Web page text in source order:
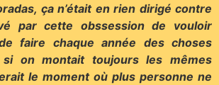
ça n’était en rien dirigé contre
par cette obssession de vouloir
faire chaque année des choses
on montait toujours les mêmes
le moment où plus personne ne